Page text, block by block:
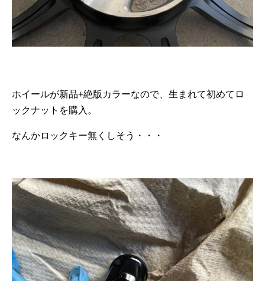
ホイールが新品+絶版カラーなので、生まれて初めてロ
ックナットを購入。
なんかロックキー無くしそう・・・